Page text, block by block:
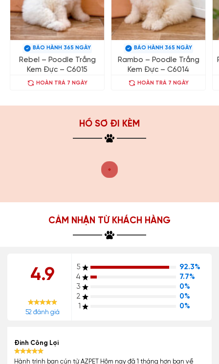
BẢO HÀNH 365 NGÀY
Rebel – Poodle Trắng
Kem Đực – C6015
HOÀN TRẢ 7 NGÀY
BẢO HÀNH 365 NGÀY
Rambo – Poodle Trắng
Kem Đực – C6014
HOÀN TRẢ 7 NGÀY
HỒ SƠ ĐI KÈM
CẢM NHẬN TỪ KHÁCH HÀNG
4.9
52 đánh giá
5
92.3%
4
7.7%
3
0%
2
0%
1
0%
Đinh Công Lợi
Hành trình bạn cún từ AZPET Hôm nay đã 1 tháng hơn bạn về